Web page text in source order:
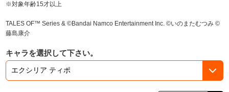
モフモフパレード
※対象年齢15才以上
TALES OF™ Series & ©Bandai Namco Entertainment Inc. ©いのまたむつみ ©
藤島康介
キャラを選択して下さい。